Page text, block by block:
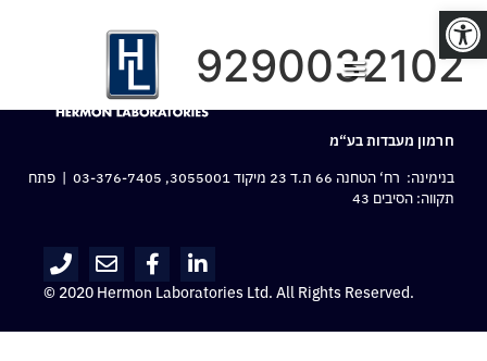
פתח סרגל נגישות
9290032102
חרמון מעבדות בע“מ
בנימינה: רח‘ הטחנה 66 ת.ד 23 מיקוד 3055001,
03-376-7405 | פתח
תקווה: הסיבים 43
© 2020 Hermon Laboratories Ltd. All Rights Reserved.